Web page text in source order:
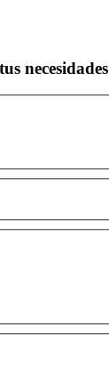
necesidades